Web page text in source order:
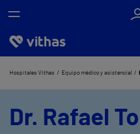
Nosotros
Hospitales Vithas Equipo médico y asistencial
Dr. Rafael